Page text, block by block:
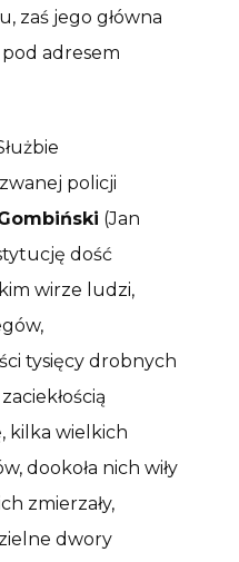
zaś jego główna
pod adresem
policji
(Jan
dość
wirze ludzi,
tysięcy drobnych
kilka wielkich
dookoła nich wiły
zmierzały,
dwory